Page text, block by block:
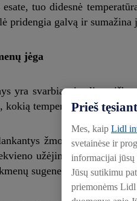
tuo didesnė
pridengia galvą ir
jėga
yra svarbiausias
temperatūrą rodo
žmonės skuba
užėjimo į pirtį yra
sugeneruosite garą,
Prieš
Mes, kaip Lidl
svetainėse ir
informacijai jūsų
Jūsų sutikimu
priemonėms